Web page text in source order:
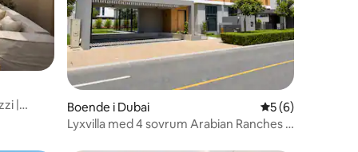
|
Boende i Dubai 5 av 5 i
5 (6)
Lyxvilla med 4 sovrum Arabian Ranches 3